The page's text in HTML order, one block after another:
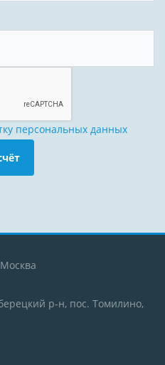
персональных данных
р-н, пос. Томилино,